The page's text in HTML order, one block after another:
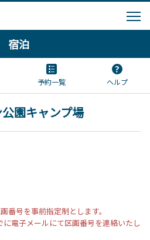
宿泊
予約一覧 ヘルプ
園キャンプ場
番号を事前指定制とします。
電子メールにて区画番号を連絡いたし